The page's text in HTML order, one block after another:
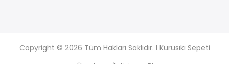
Copyright © 2026 Tüm Hakları Saklıdır. I Kurusıkı Sepeti